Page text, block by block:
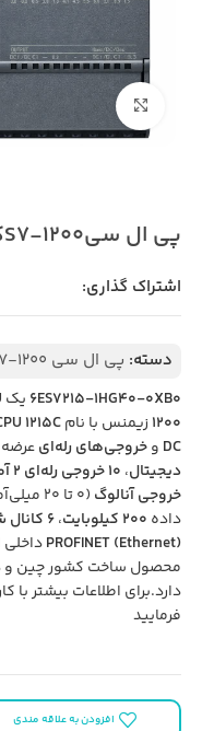
بزرگنمایی تصویر
پی ال سیS7-1200کد6ES7215-1HG40-0XB0
اشتراک گذاری:
دسته: پی ال سی S7-1200 زیمنس
6ES7215-1HG40-0XB0 یک CPU جمع‌وجور از خانواده
1200 زیمنس با نام1215C
DC وخروجی‌های رله‌ای
دیجیتال، ۱۰ خروجی رله‌ای ۲ آمپر
خروجی آنالوگ
(۰ تا
داده ۲۰۰ کیلوبایت ،۶ کانال شمارنده پرسرعت (HSC)
PROFINET (Ethernet)
محصول ساخت کشور چین و
دارد.برای اطلاعات بیشتر
فرمایید
افزودن به علاقه مندی